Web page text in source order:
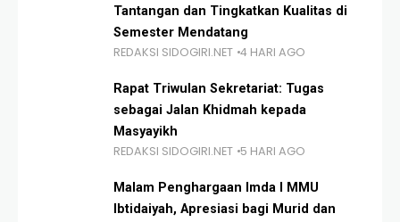
Tantangan dan Tingkatkan Kualitas di
Semester Mendatang
REDAKSI SIDOGIRI.NET 4 HARI AGO
Rapat Triwulan Sekretariat: Tugas
sebagai Jalan Khidmah kepada
Masyayikh
REDAKSI SIDOGIRI.NET 5 HARI AGO
Malam Penghargaan Imda I MMU
Ibtidaiyah, Apresiasi bagi Murid dan